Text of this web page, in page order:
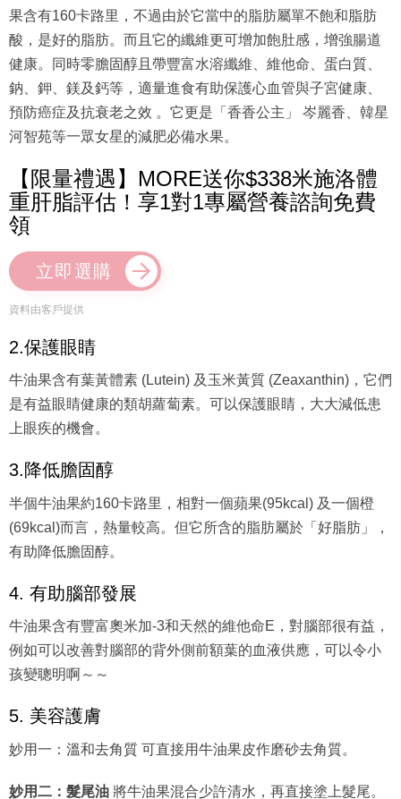
果含有160卡路里，不過由於它當中的脂肪屬單不飽和脂肪
酸，是好的脂肪。而且它的纖維更可增加飽肚感，增強腸道
健康。同時零膽固醇且帶豐富水溶纖維、維他命、蛋白質、
鈉、鉀、鎂及鈣等，適量進食有助保護心血管與子宮健康、
預防癌症及抗衰老之效 。它更是「香香公主」 岑麗香、韓星
河智苑等一眾女星的減肥必備水果。
【限量禮遇】MORE送你$338米施洛體
重肝脂評估！享1對1專屬營養諮詢免費
領
立即選購
資料由客戶提供
2.保護眼睛
牛油果含有葉黃體素 (Lutein) 及玉米黃質 (Zeaxanthin)，它們
是有益眼睛健康的類胡蘿蔔素。可以保護眼睛，大大減低患
上眼疾的機會。
3.降低膽固醇
半個牛油果約160卡路里，相對一個蘋果(95kcal) 及一個橙
(69kcal)而言，熱量較高。但它所含的脂肪屬於「好脂肪」，
有助降低膽固醇。
4. 有助腦部發展
牛油果含有豐富奧米加-3和天然的維他命E，對腦部很有益，
例如可以改善對腦部的背外側前額葉的血液供應，可以令小
孩變聰明啊～～
5. 美容護膚
妙用一：溫和去角質 可直接用牛油果皮作磨砂去角質。
妙用二：髮尾油 將牛油果混合少許清水，再直接塗上髮尾。